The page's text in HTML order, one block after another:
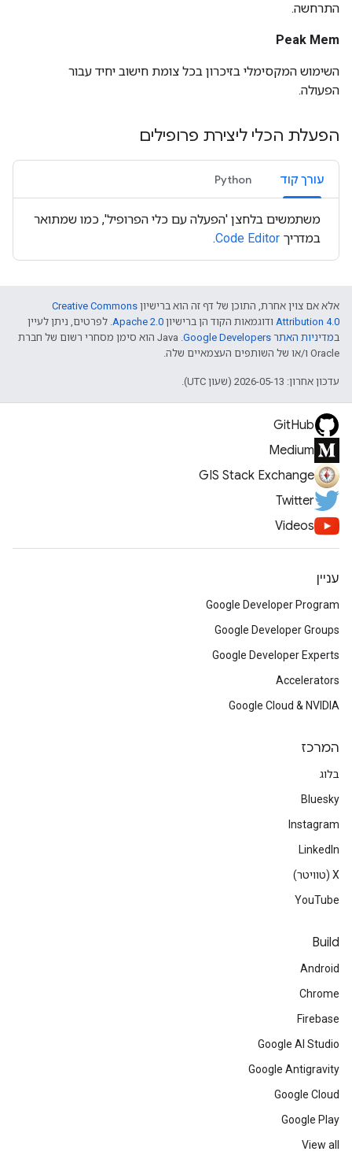
התרחשה.
Peak Mem
השימוש המקסימלי בזיכרון בכל צומת חישוב יחיד עבור
הפעולה.
הפעלת הכלי ליצירת פרופילים
עורך קוד Python
משתמשים בלחצן 'הפעלה עם כלי הפרופיל', כמו שמתואר
במדריך Code Editor
.
אלא אם צוין אחרת, התוכן של דף זה הוא ברישיון Creative Commons
Attribution 4.0 ודוגמאות הקוד הן ברישיון Apache 2.0. לפרטים, ניתן לעיין
במדיניות האתר Google Developers‏
.‏ Java הוא סימן מסחרי רשום של חברת
Oracle ו/או של השותפים העצמאיים שלה.
עדכון אחרון: 2026-05-13 (שעון UTC).
GitHub
Medium
GIS Stack Exchange
Twitter
Videos
עניין
Google Developer Program
Google Developer Groups
Google Developer Experts
Accelerators
Google Cloud & NVIDIA
המרכז
בלוג
Bluesky
Instagram
LinkedIn
‫X (טוויטר)
YouTube
Build
Android
Chrome
Firebase
Google AI Studio
Google Antigravity
Google Cloud
Google Play
View all